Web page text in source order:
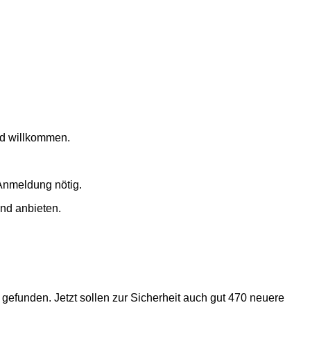
willkommen.
nötig.
anbieten.
Jetzt sollen zur Sicherheit auch gut 470 neuere